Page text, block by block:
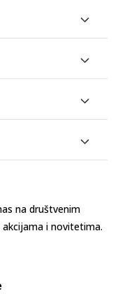
na društvenim
i novitetima.